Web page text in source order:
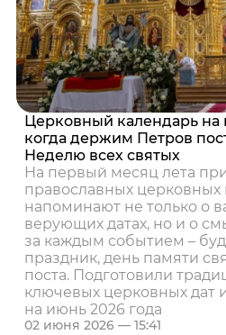
Церковный календарь на
когда держим Петров
Неделю всех святых
На первый месяц лета
православных
напоминают не только о
верующих датах, но и о
за каждым событием –
праздник, день памяти
поста. Подготовили
ключевых церковных дат
на июнь 2026 года
02 июня 2026 — 15:41